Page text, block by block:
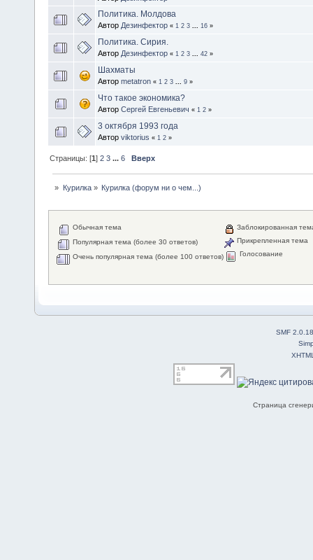
Политика. Молдова
Автор Дезинфектор « 1 2 3 ... 16 »
Политика. Сирия.
Автор Дезинфектор « 1 2 3 ... 42 »
Шахматы
Автор metatron « 1 2 3 ... 9 »
Что такое экономика?
Автор Сергей Евгеньевич « 1 2 »
3 октября 1993 года
Автор viktorius « 1 2 »
Страницы: [1]2 3 ...6 Вверх
» Курилка» Курилка (форум ни о чем...)
Обычная тема
Популярная тема (более 30 ответов)
Очень популярная тема (более 100 ответов)
Заблокированная
Прикрепленная тема
Голосование
SMF 2.0.18
Страница